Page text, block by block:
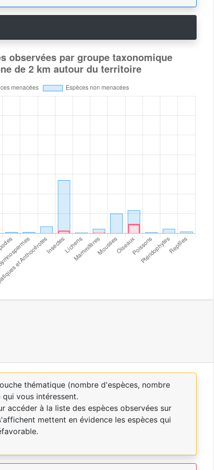
thématique (nombre d'espèces, nombre
vous intéressent.
accéder à la liste des espèces observées sur
mettent en évidence les espèces qui